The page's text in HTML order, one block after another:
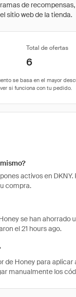
de
sitio web de la tienda.
Total de ofertas
6
activos en
compra.
se han
el 21 hours ago.
de Honey para
manualmente los